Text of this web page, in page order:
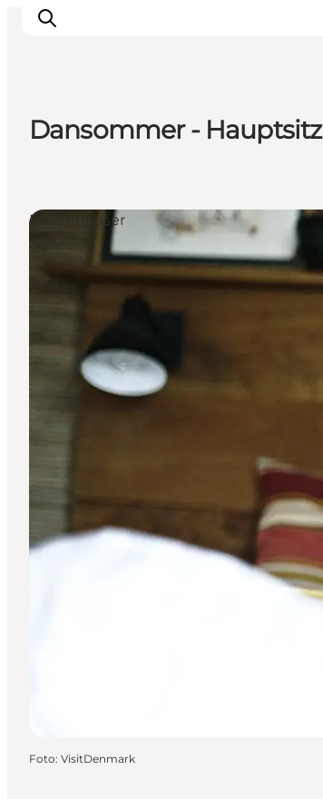
Erlebnisse
Unterkünfte
Reiseplanung
Dansommer - Hauptsitz
Ferienhäuser
Foto: VisitDenmark